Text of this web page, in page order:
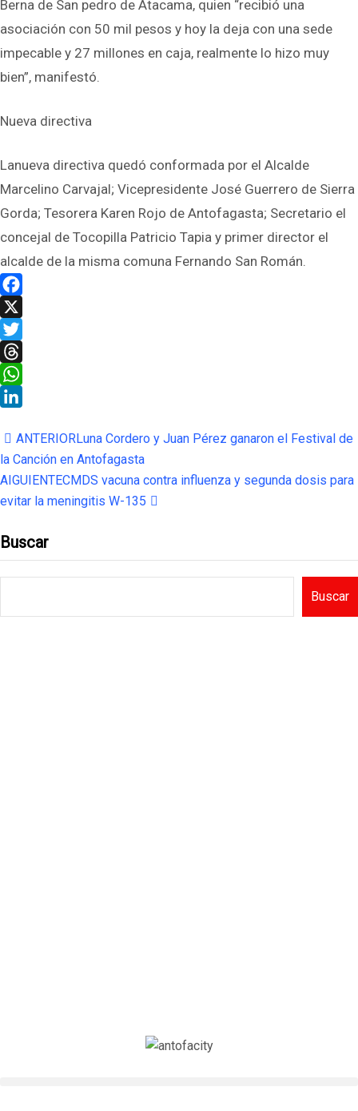
Berna de San pedro de Atacama, quien “recibió una
asociación con 50 mil pesos y hoy la deja con una sede
impecable y 27 millones en caja, realmente lo hizo muy
bien”, manifestó.
Nueva directiva
Lanueva directiva quedó conformada por el Alcalde
Marcelino Carvajal; Vicepresidente José Guerrero de Sierra
Gorda; Tesorera Karen Rojo de Antofagasta; Secretario el
concejal de Tocopilla Patricio Tapia y primer director el
alcalde de la misma comuna Fernando San Román.
Facebook
X
Twitter
Threads
WhatsApp
ANTERIORLuna Cordero y Juan Pérez ganaron el Festival de
la Canción en Antofagasta
AIGUIENTECMDS vacuna contra influenza y segunda dosis para
evitar la meningitis W-135
Buscar
Buscar